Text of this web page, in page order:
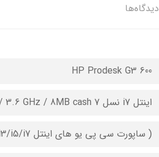
دیدگاه‌ها
HP Prodesk G3 600
اینتل i7 نسل 7 intel core i7 7700 / 3.6 GHz / 8MB cash
( ساپورت سی پی یو های اینتل i3/i5/i7 سری 6 و7 )